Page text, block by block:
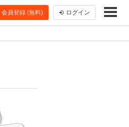
会員登録 (無料) ログイン